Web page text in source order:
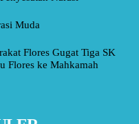
Muda
Flores Gugat Tiga SK
Flores ke Mahkamah